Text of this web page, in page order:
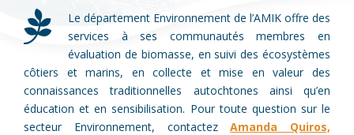
Le département Environnement de l’AMIK offre des
services à ses communautés membres en
évaluation de biomasse, en suivi des écosystèmes
côtiers et marins, en collecte et mise en valeur des
connaissances traditionnelles autochtones ainsi qu’en
éducation et en sensibilisation. Pour toute question sur le
secteur Environnement, contactezAmanda Quiros,